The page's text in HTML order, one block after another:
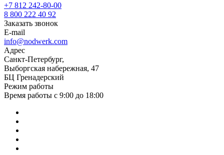
+7 812 242-80-00
8 800 222 40 92
Заказать звонок
E-mail
info@nodwerk.com
Адрес
Санкт-Петербург,
Выборгская набережная, 47
БЦ Гренадерский
Режим работы
Время работы с 9:00 до 18:00